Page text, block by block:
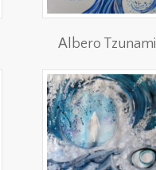
Albero Tzunami